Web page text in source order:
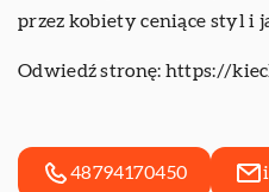
przez kobiety ceniące styl i
Odwiedź stronę: https://
48794170450